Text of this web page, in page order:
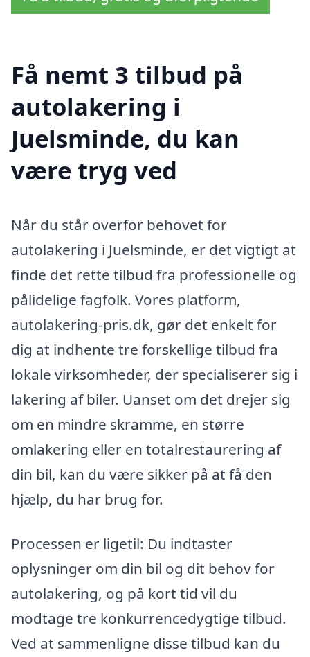
Få nemt 3 tilbud på
autolakering i
Juelsminde, du kan
være tryg ved
Når du står overfor behovet for
autolakering i Juelsminde, er det vigtigt at
finde det rette tilbud fra professionelle og
pålidelige fagfolk. Vores platform,
autolakering-pris.dk, gør det enkelt for
dig at indhente tre forskellige tilbud fra
lokale virksomheder, der specialiserer sig i
lakering af biler. Uanset om det drejer sig
om en mindre skramme, en større
omlakering eller en totalrestaurering af
din bil, kan du være sikker på at få den
hjælp, du har brug for.
Processen er ligetil: Du indtaster
oplysninger om din bil og dit behov for
autolakering, og på kort tid vil du
modtage tre konkurrencedygtige tilbud.
Ved at sammenligne disse tilbud kan du